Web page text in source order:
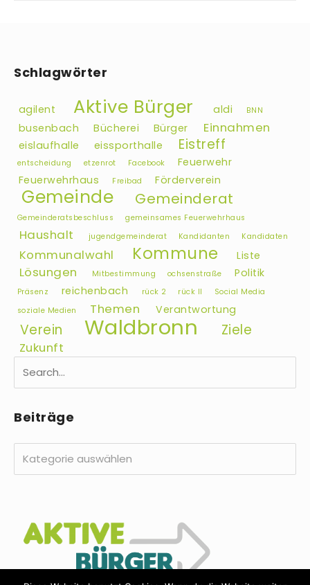
Schlagwörter
agilent Aktive Bürger aldi BNN
busenbach Bücherei Bürger Einnahmen
eislaufhalle eissporthalle Eistreff
entscheidung etzenrot Facebook
Feuerwehr
Feuerwehrhaus
Freibad Förderverein
Gemeinde Gemeinderat
Gemeinderatsbeschluss gemeinsames Feuerwehrhaus
Haushalt jugendgemeinderat Kandidanten Kandidaten
Kommunalwahl Kommune Liste
Lösungen Mitbestimmung ochsenstraße Politik
Präsenz reichenbach rück 2 rück II
Social Media
soziale Medien
Themen Verantwortung
Verein Waldbronn Ziele
Zukunft
Beiträge